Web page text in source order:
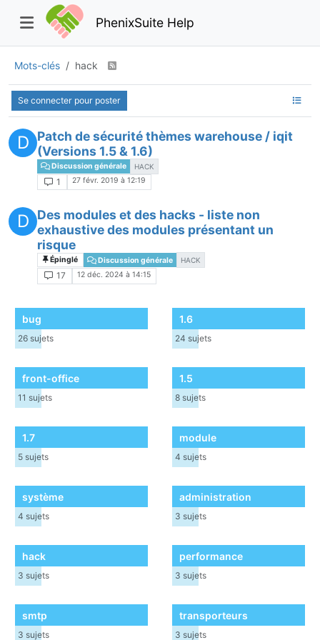
PhenixSuite Help
Mots-clés hack
Se connecter pour poster
D
Patch de sécurité thèmes warehouse / iqit
(Versions 1.5 & 1.6)
Discussion générale HACK
1 27 févr. 2019 à 12:19
D
Des modules et des hacks - liste non
exhaustive des modules présentant un
risque
Épinglé Discussion générale HACK
17 12 déc. 2024 à 14:15
bug
26 sujets
1.6
24 sujets
front-office
11 sujets
1.5
8 sujets
1.7
5 sujets
module
4 sujets
système
4 sujets
administration
3 sujets
hack
3 sujets
performance
3 sujets
smtp
3 sujets
transporteurs
3 sujets